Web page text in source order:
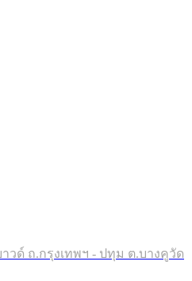
วด์ ถ.กรุงเทพฯ - ปทุม ต.บางคูวัด